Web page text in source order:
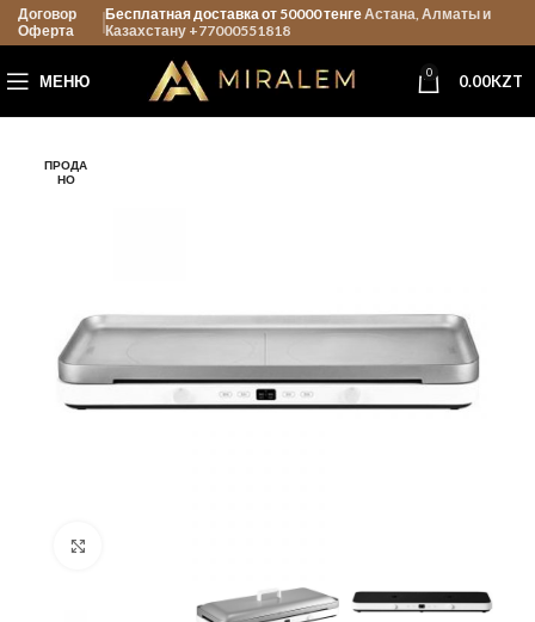
Договор
Оферта
Бесплатная доставка от 50000 тенгеАстана, Алматы и
Казахстану +77000551818
МЕНЮ 0 0.00KZT
ПРОДА
НО